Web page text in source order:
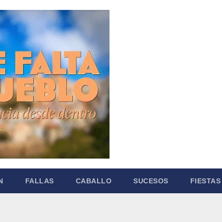
FALLAS CABALLO SUCESOS FIESTAS